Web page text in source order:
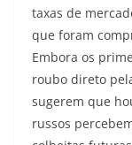
taxas de
que foram
Embora os
roubo direto
sugerem que
russos